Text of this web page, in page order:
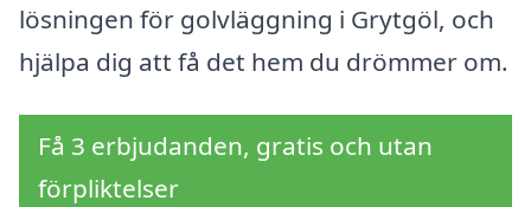
lösningen för golvläggning i Grytgöl, och
hjälpa dig att få det hem du drömmer om.
Få 3 erbjudanden, gratis och utan
förpliktelser